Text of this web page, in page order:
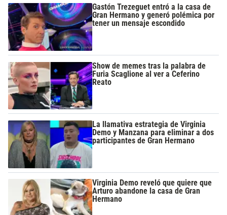
Gastón Trezeguet entró a la casa de
Gran Hermano y generó polémica por
tener un mensaje escondido
Show de memes tras la palabra de
Furia Scaglione al ver a Ceferino
Reato
La llamativa estrategia de Virginia
Demo y Manzana para eliminar a dos
participantes de Gran Hermano
Virginia Demo reveló que quiere que
Arturo abandone la casa de Gran
Hermano